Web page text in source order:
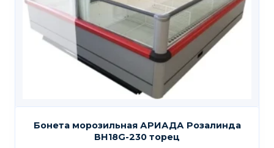
Бонета морозильная АРИАДА Розалинда
ВН18G-230 торец